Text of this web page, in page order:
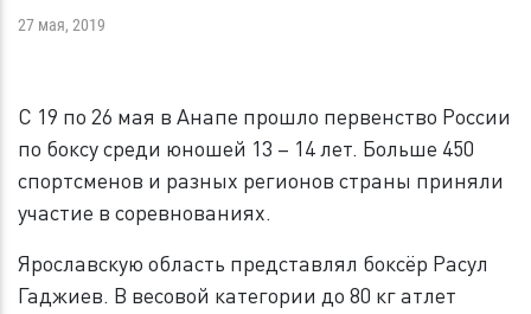
27 мая, 2019
С 19 по 26 мая в Анапе прошло первенство России
по боксу среди юношей 13 – 14 лет. Больше 450
спортсменов и разных регионов страны приняли
участие в соревнованиях.
Ярославскую область представлял боксёр Расул
Гаджиев. В весовой категории до 80 кг атлет